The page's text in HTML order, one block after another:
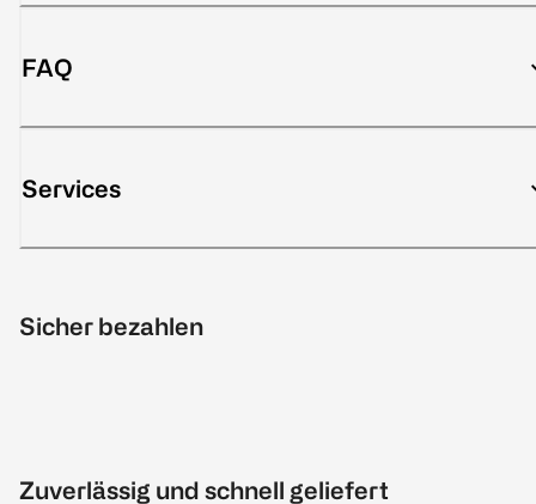
FAQ
Services
Sicher bezahlen
Zuverlässig und schnell geliefert